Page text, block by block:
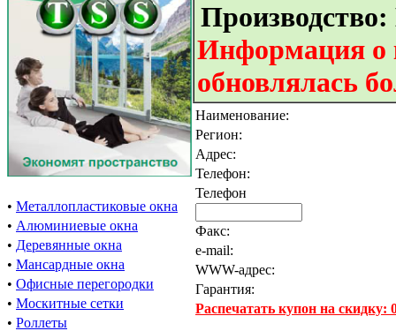
• Металлопластиковые окна
• Алюминиевые окна
• Деревянные окна
• Мансардные окна
• Офисные перегородки
• Москитные сетки
• Роллеты
Информация о
обновлялась
Наименование:
Регион:
Адрес:
Телефон:
Телефон
Факс:
e-mail:
WWW-адрес:
Гарантия:
Распечатать купон на скидку: